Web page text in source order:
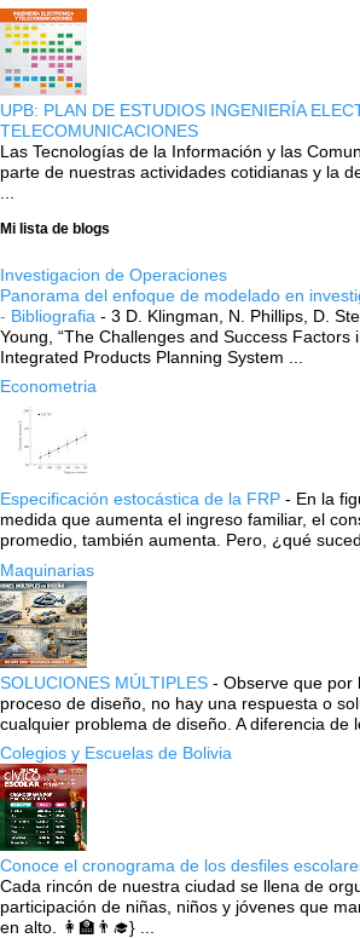
UPB: PLAN DE ESTUDIOS INGENIERÍA
TELECOMUNICACIONES
Las Tecnologías de la Información y las
parte de nuestras actividades cotidianas y la
Mi lista de blogs
Investigacion de Operaciones
Panorama del enfoque de modelado en
- Bibliografia - 3 D. Klingman, N. Phillips, D.
Young, “The Challenges and Success Factors
Integrated Products Planning System ...
Econometria
Especificación estocástica de la FRP - En la
medida que aumenta el ingreso familiar, el
promedio, también aumenta. Pero, ¿qué
Maquinarias
SOLUCIONES MÚLTIPLES - Observe que por
proceso de diseño, no hay una respuesta o
cualquier problema de diseño. A diferencia de
Colegios y Escuelas de Bolivia
Conoce el cronograma de los desfiles
Cada rincón de nuestra ciudad se llena de
participación de niñas, niños y jóvenes que
en alto. 👩‍🏫👨‍🎓} ...